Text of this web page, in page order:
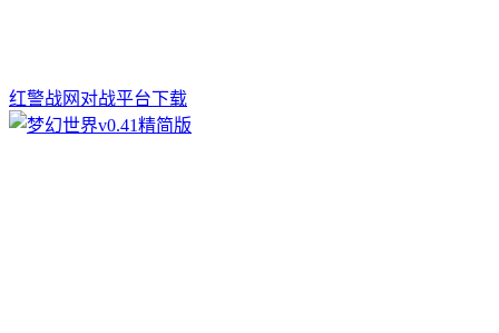
红警战网对战平台下载